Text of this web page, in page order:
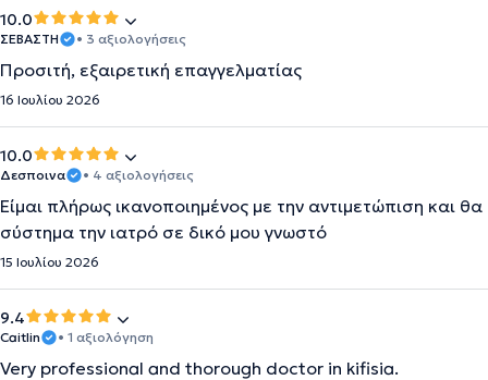
10.0
ΣΕΒΑΣΤΗ • 3 αξιολογήσεις
Προσιτή, εξαιρετική επαγγελματίας
16 Ιουλίου 2026
10.0
Δεσποινα • 4 αξιολογήσεις
Είμαι πλήρως ικανοποιημένος με την αντιμετώπιση και θα
σύστημα την ιατρό σε δικό μου γνωστό
15 Ιουλίου 2026
9.4
Caitlin • 1 αξιολόγηση
Very professional and thorough doctor in kifisia.